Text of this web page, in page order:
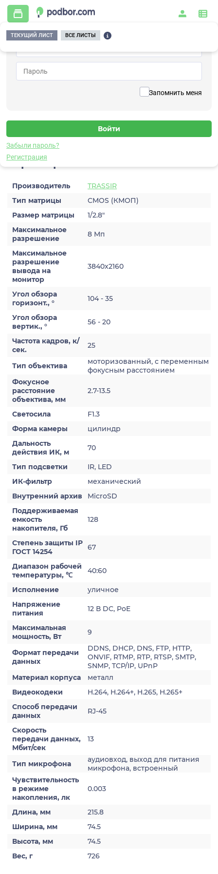
Запомнить меня
Забыли пароль?
Регистрация
ТЕКУЩИЙ ЛИСТ ВСЕ ЛИСТЫ
Главная / Видеонаблюдение / Видеокамеры / IP /
TRASSIR TR-D2283WDZIR7 2.7–13.5
13.5
Видеокамера IP
Характеристики
Производитель
TRASSIR
Тип матрицы
CMOS (КМОП)
Размер матрицы
1/2.8″
Максимальное
разрешение
8 Мп
Максимальное
разрешение
вывода на
монитор
3840x2160
Угол обзора
горизонт., °
104 - 35
Угол обзора
вертик., °
56 - 20
Частота кадров, к/
сек.
25
Тип объектива
моторизованный, с переменным
фокусным расстоянием
Фокусное
расстояние
объектива, мм
2.7-13.5
Светосила
F1.3
Форма камеры
цилиндр
Дальность
действия ИК, м
70
Тип подсветки
IR, LED
ИК-фильтр
механический
Внутренний архив
MicroSD
Поддерживаемая
емкость
накопителя, Гб
128
Степень защиты IP
ГОСТ 14254
67
Диапазон рабочей
температуры, ℃
40:60
Исполнение
уличное
Напряжение
питания
12 В DC, PoE
Максимальная
мощность, Вт
9
Формат передачи
данных
DDNS, DHCP, DNS, FTP, HTTP,
ONVIF, RTMP, RTP, RTSP, SMTP,
SNMP, TCP/IP, UPnP
Материал корпуса
металл
Видеокодеки
H.264, H.264+, H.265, H.265+
Способ передачи
данных
RJ-45
Скорость
передачи данных,
Мбит/сек
13
Тип микрофона
аудиовход, выход для питания
микрофона, встроенный
Чувствительность
в режиме
накопления, лк
0.003
Длина, мм
215.8
Ширина, мм
74.5
Высота, мм
74.5
Вес, г
726